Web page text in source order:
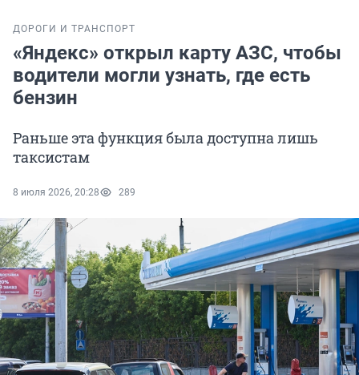
ДОРОГИ И ТРАНСПОРТ
«Яндекс» открыл карту АЗС, чтобы
водители могли узнать, где есть
бензин
Раньше эта функция была доступна лишь
таксистам
8 июля 2026, 20:28 289